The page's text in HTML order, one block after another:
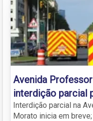
Avenida
interdição parcial
Interdição parcial na
Morato inicia em